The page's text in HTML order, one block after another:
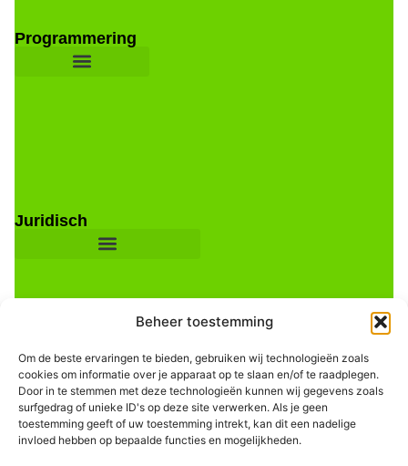
Beheer toestemming
Om de beste ervaringen te bieden, gebruiken wij technologieën zoals
cookies om informatie over je apparaat op te slaan en/of te raadplegen.
Door in te stemmen met deze technologieën kunnen wij gegevens zoals
surfgedrag of unieke ID's op deze site verwerken. Als je geen
toestemming geeft of uw toestemming intrekt, kan dit een nadelige
invloed hebben op bepaalde functies en mogelijkheden.
Programmering
Juridisch
Informatie